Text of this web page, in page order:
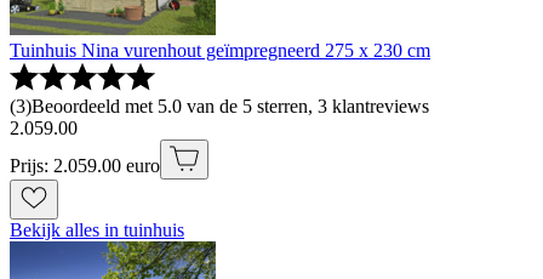
Tuinhuis Nina vurenhout geïmpregneerd 275 x 230 cm
(3)Beoordeeld met 5.0 van de 5 sterren, 3 klantreviews
2.059.00
Prijs: 2.059.00 euro
Bekijk alles in tuinhuis